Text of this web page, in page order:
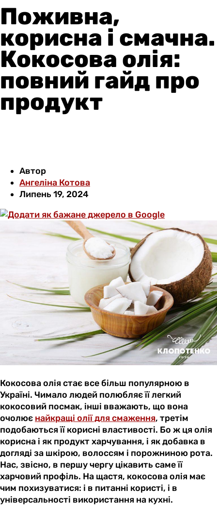
Поживна,
корисна і смачна.
Кокосова олія:
повний гайд про
продукт
Автор
Ангеліна Котова
Липень 19, 2024
Кокосова олія стає все більш популярною в
Україні. Чимало людей полюбляє її легкий
кокосовий посмак, інші вважають, що вона
очолює найкращі олії для смаження, третім
подобаються її корисні властивості. Бо ж ця олія
корисна і як продукт харчування, і як добавка в
догляді за шкірою, волоссям і порожниною рота.
Нас, звісно, в першу чергу цікавить саме її
харчовий профіль. На щастя, кокосова олія має
чим похизуватися: і в питанні користі, і в
універсальності використання на кухні.